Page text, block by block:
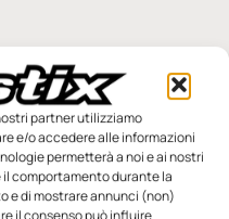
partner utilizziamo
e/o accedere alle informazioni
permetterà a noi e ai nostri
comportamento durante la
e di mostrare annunci (non)